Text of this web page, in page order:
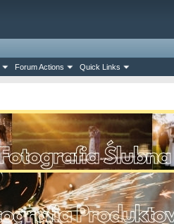
Forum Actions Quick Links